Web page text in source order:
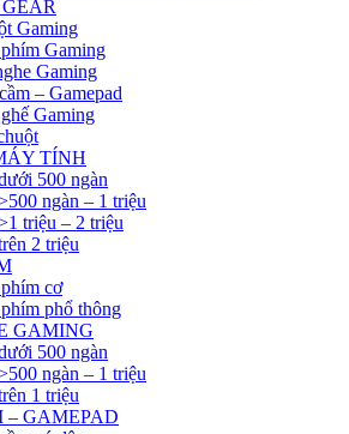
Gaming
Gaming
Gaming
– Gamepad
Gaming
TÍNH
500 ngàn
ngàn – 1 triệu
triệu – 2 triệu
2 triệu
cơ
phổ thông
GAMING
500 ngàn
ngàn – 1 triệu
1 triệu
– GAMEPAD